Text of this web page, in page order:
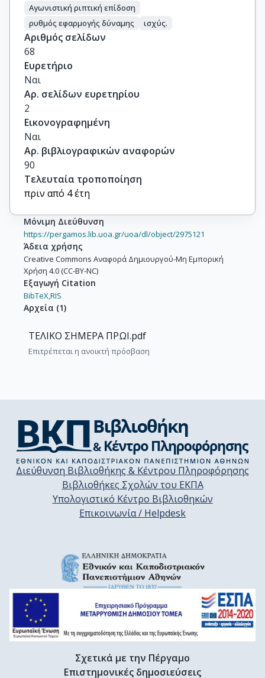
Αγωνιστική ριπτική επίδοση
ρυθμός εφαρμογής δύναμης
ισχύς.
Αριθμός σελίδων
68
Ευρετήριο
Ναι
Αρ. σελίδων ευρετηρίου
2
Εικονογραφημένη
Ναι
Αρ. βιβλιογραφικών αναφορών
90
Τελευταία τροποποίηση
πριν από 4 έτη
Μόνιμη Διεύθυνση
https://pergamos.lib.uoa.gr/uoa/dl/object/2975121
Άδεια χρήσης
Creative Commons Αναφορά Δημιουργού-Μη Εμπορική
Χρήση 4.0 (CC-BY-NC)
Εξαγωγή Citation
BibTeX,RIS
Αρχεία (1)
ΤΕΛΙΚΟ ΣΗΜΕΡΑ ΠΡΩΙ.pdf
Επιτρέπεται η ανοικτή πρόσβαση
Διεύθυνση Βιβλιοθήκης & Κέντρου Πληροφόρησης
Βιβλιοθήκες Σχολών του ΕΚΠΑ
Υπολογιστικό Κέντρο Βιβλιοθηκών
Επικοινωνία / Helpdesk
Σχετικά με την Πέργαμο
Επιστημονικές δημοσιεύσεις